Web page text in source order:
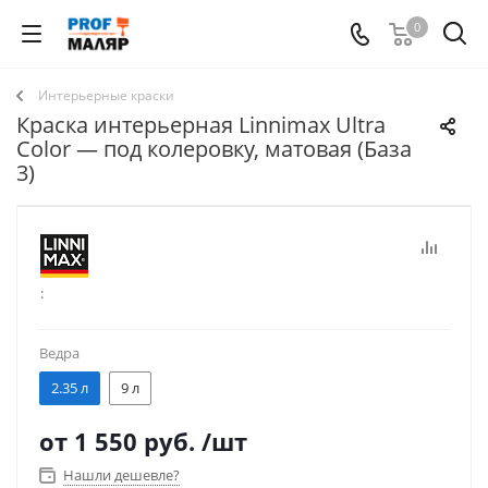
0
Интерьерные краски
Краска интерьерная Linnimax Ultra
Color — под колеровку, матовая (База
3)
:
Ведра
2.35 л
9 л
от 1 550 руб. /шт
Нашли дешевле?